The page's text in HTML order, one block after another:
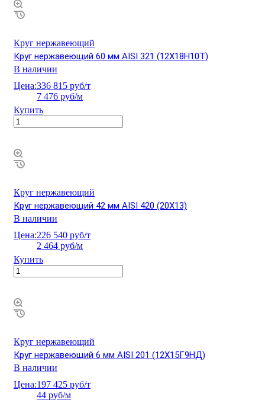
Круг нержавеющий
Круг нержавеющий 60 мм AISI 321 (12Х18Н10Т)
В наличии
Цена:336 815 руб/т
7 476 руб/м
Купить
Круг нержавеющий
Круг нержавеющий 42 мм AISI 420 (20Х13)
В наличии
Цена:226 540 руб/т
2 464 руб/м
Купить
Круг нержавеющий
Круг нержавеющий 6 мм AISI 201 (12Х15Г9НД)
В наличии
Цена:197 425 руб/т
44 руб/м